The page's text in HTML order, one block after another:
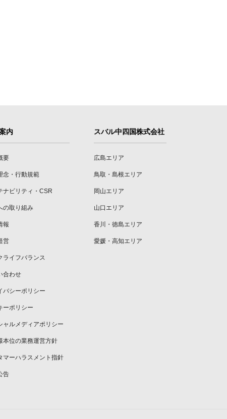
内
要
念・行動規範
ナビリティ・CSR
の取り組み
報
営
ライフバランス
合わせ
バシーポリシー
ーポリシー
ャルメディアポリシー
本位の業務運営方針
マーハラスメント指針
告
スバル中四国株式会社
広島エリア
鳥取・島根エリア
岡山エリア
山口エリア
香川・徳島エリア
愛媛・高知エリア